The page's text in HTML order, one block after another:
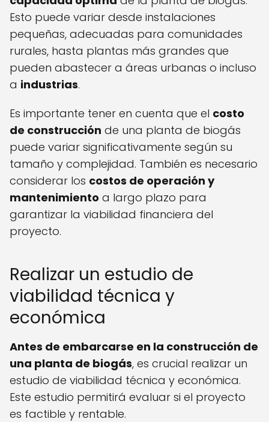
Esto puede variar desde instalaciones
pequeñas, adecuadas para comunidades
rurales, hasta plantas más grandes que
pueden abastecer a áreas urbanas o incluso
a industrias.
Es importante tener en cuenta que el costo
de construcción de una planta de biogás
puede variar significativamente según su
tamaño y complejidad. También es necesario
considerar los costos de operación y
mantenimiento a largo plazo para
garantizar la viabilidad financiera del
proyecto.
Realizar un estudio de
viabilidad técnica y
económica
Antes de embarcarse en la construcción de
una planta de biogás, es crucial realizar un
estudio de viabilidad técnica y económica.
Este estudio permitirá evaluar si el proyecto
es factible y rentable.